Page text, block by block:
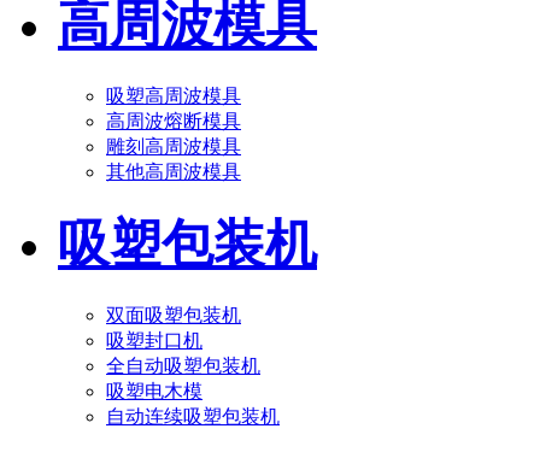
高周波模具
吸塑高周波模具
高周波熔断模具
雕刻高周波模具
其他高周波模具
吸塑包装机
双面吸塑包装机
吸塑封口机
全自动吸塑包装机
吸塑电木模
自动连续吸塑包装机